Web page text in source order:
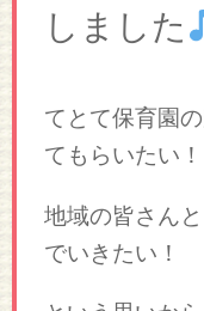
しました
てとて保育園
てもらいたい！
地域の皆さん
でいきたい！